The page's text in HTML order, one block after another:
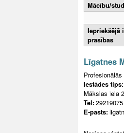
Mācību/
Iepriekšējā
prasības
Līgatnes
Iestādes tips:
Mākslas iela
Tel:29219075
E-pasts: